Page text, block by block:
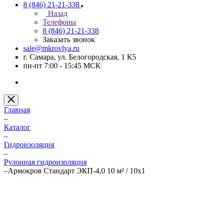
8 (846) 21-21-338
Назад
Телефоны
8 (846) 21-21-338
Заказать звонок
sale@mkrovlya.ru
г. Самара, ул. Белогородская, 1 К5
пн-пт 7:00 - 15:45 МСК
Главная
–
Каталог
–
Гидроизоляция
–
Рулонная гидроизоляция
–Армокров Стандарт ЭКП-4,0 10 м² / 10х1